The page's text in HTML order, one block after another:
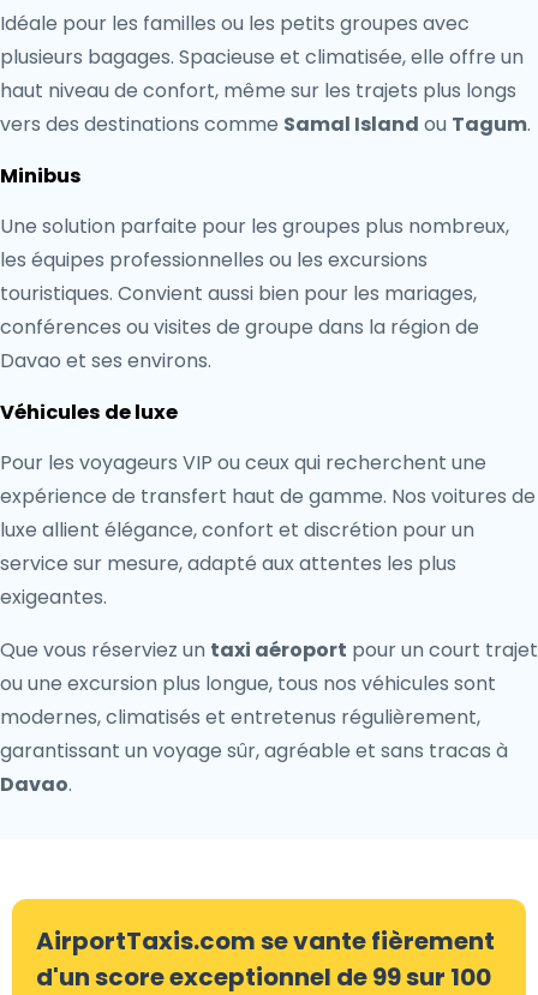
Idéale pour les familles ou les petits groupes avec
plusieurs bagages. Spacieuse et climatisée, elle offre un
haut niveau de confort, même sur les trajets plus longs
vers des destinations comme Samal Island ou Tagum.
Minibus
Une solution parfaite pour les groupes plus nombreux,
les équipes professionnelles ou les excursions
touristiques. Convient aussi bien pour les mariages,
conférences ou visites de groupe dans la région de
Davao et ses environs.
Véhicules de luxe
Pour les voyageurs VIP ou ceux qui recherchent une
expérience de transfert haut de gamme. Nos voitures de
luxe allient élégance, confort et discrétion pour un
service sur mesure, adapté aux attentes les plus
exigeantes.
Que vous réserviez un taxi aéroport pour un court trajet
ou une excursion plus longue, tous nos véhicules sont
modernes, climatisés et entretenus régulièrement,
garantissant un voyage sûr, agréable et sans tracas à
Davao.
AirportTaxis.com se vante fièrement
d'un score exceptionnel de 99 sur 100